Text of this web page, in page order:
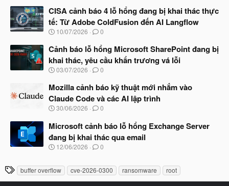
đ
ầ
u
à
y
b
ắ
đ
ầ
u
CISA cảnh báo 4 lỗ hổng đang bị khai thác thực
tế: Từ Adobe ColdFusion đến AI Langflow
N
à
b
ắ
đ
ầ
u
10/07/2026 0
Cảnh báo lỗ hổng Microsoft SharePoint đang bị
khai thác, yêu cầu khẩn trương vá lỗi
N
à
b
ắ
đ
ầ
u
03/07/2026 0
Mozilla cảnh báo kỹ thuật mới nhắm vào
Claude Code và các AI lập trình
N
à
y
b
ắ
đ
ầ
u
30/06/2026 0
Microsoft cảnh báo lỗ hổng Exchange Server
đang bị khai thác qua email
N
y
12/06/2026 0
T
h
buffer overflow cve-2026-0300 ransomware root